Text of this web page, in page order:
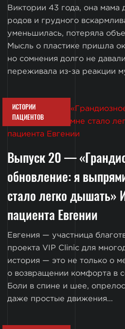
Виктории 43 года, она мама
родов и грудного
уменьшилась, потеряла
Мысль о пластике пришла
но сомнения долго не
переживала из-за реакции
ИСТОРИИ
ПАЦИЕНТОВ
Выпуск 20 —
обновление: я
стало легко дышать»
пациента Евгении
Евгения — участница
проекта VIP Clinic для
история — это не только о
о возвращении комфорта в
Боли в спине и шее,
даже простые движения...